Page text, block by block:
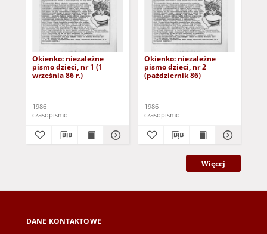
Okienko: niezależne
pismo dzieci, nr 1 (1
września 86 r.)
1986
czasopismo
Okienko: niezależne
pismo dzieci, nr 2
(październik 86)
1986
czasopismo
Więcej
DANE KONTAKTOWE